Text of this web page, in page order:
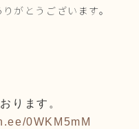
がとうございます。
ります。
0WKM5mM